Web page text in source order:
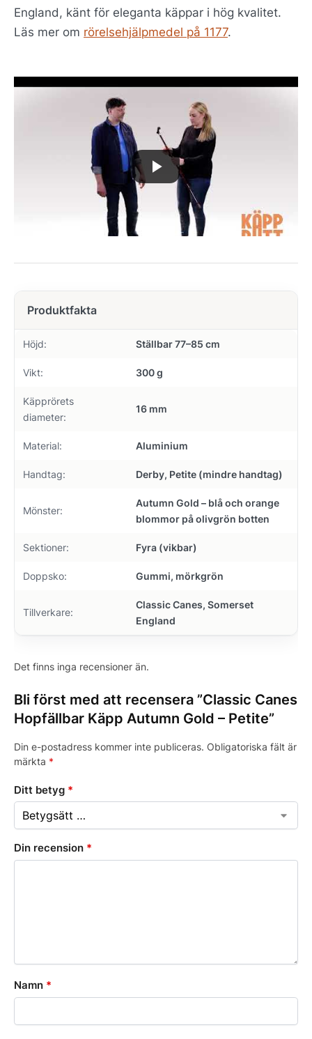
England, känt för eleganta käppar i hög kvalitet.
Läs mer om rörelsehjälpmedel på 1177.
Höjd: Ställbar 77–85 cm
Vikt: 300 g
Käpprörets
diameter:
16 mm
Material: Aluminium
Handtag: Derby, Petite (mindre handtag)
Mönster:
Autumn Gold – blå och orange
blommor på olivgrön botten
Sektioner: Fyra (vikbar)
Doppsko: Gummi, mörkgrön
Tillverkare:
Classic Canes, Somerset
England
Det finns inga recensioner än.
Bli först med att recensera ”Classic Canes
Hopfällbar Käpp Autumn Gold – Petite”
Din e-postadress kommer inte publiceras. Obligatoriska fält är
märkta *
Ditt betyg *
Din recension *
Namn *